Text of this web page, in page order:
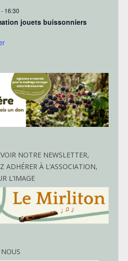
- 16:30
jouets buissonniers
NOTRE NEWSLETTER,
ADHÉRER À L’ASSOCIATION,
L’IMAGE